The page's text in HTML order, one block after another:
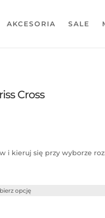
AKCESORIA SALE
Cross
i kieruj się przy wyborze